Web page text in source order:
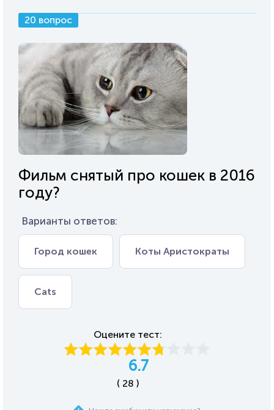
20 вопрос
Фильм снятый про кошек в 2016
году?
Варианты ответов:
Город кошек Коты Аристократы
Cats
Оцените тест:
6.7
( 28 )